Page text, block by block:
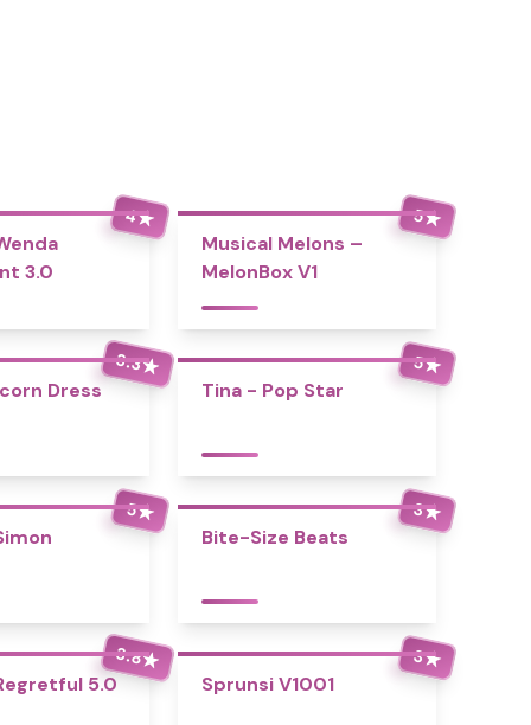
4★
3.0
5★
Musical Melons –
MelonBox V1
3.3★
Dress
5★
Tina - Pop Star
5★ 3★
Bite-Size Beats
3.8★
5.0
3★
Sprunsi V1001